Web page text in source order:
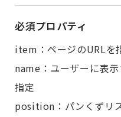
必須プロパティ
item：ページのURLを
name：ユーザーに表
指定
position：パンくずリ